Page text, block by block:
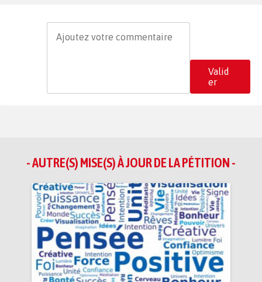
Valid
er
- AUTRE(S) MISE(S) À JOUR DE LA PÉTITION -